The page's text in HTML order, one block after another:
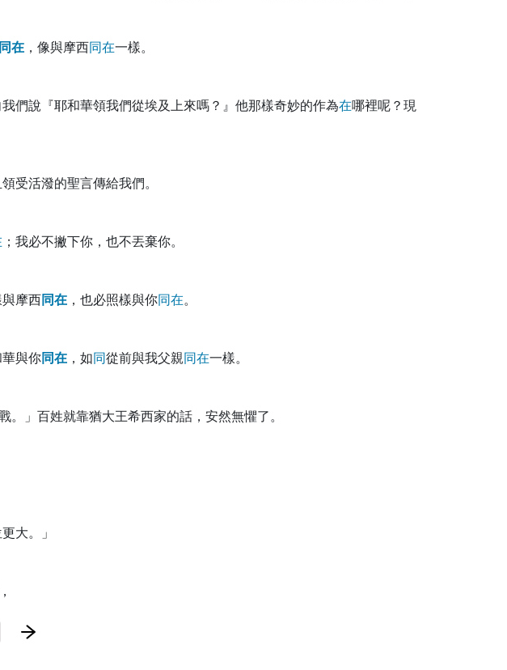
同在 ，像與摩西同在一樣。
們說『耶和華領我們從埃及上來嗎？』他那樣奇妙的作為在哪裡呢？現
領受活潑的聖言傳給我們。
；我必不撇下你，也不丟棄你。
摩西同在 ，也必照樣與你同在。
與你同在 ，如同從前與我父親同在一樣。
」百姓就靠猶大王希西家的話，安然無懼了。
大。」